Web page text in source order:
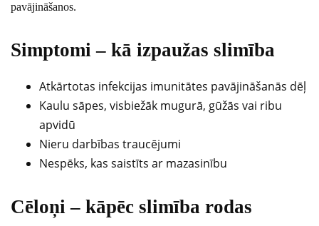
pavājināšanos.
Simptomi – kā izpaužas slimība
Atkārtotas infekcijas imunitātes pavājināšanās dēļ
Kaulu sāpes, visbiežāk mugurā, gūžās vai ribu
apvidū
Nieru darbības traucējumi
Nespēks, kas saistīts ar mazasinību
Cēloņi – kāpēc slimība rodas